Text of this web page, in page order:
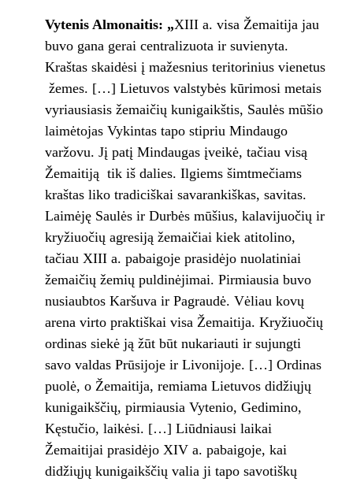
VytenisAlmonaitis: „XIII a. visa Žemaitija jau
buvo gana gerai centralizuota ir suvienyta.
Kraštas skaidėsi į mažesnius teritorinius vienetus
­ žemes. […] Lietuvos valstybės kūrimosi metais
vyriausiasis žemaičių kunigaikštis, Saulės mūšio
laimėtojas Vykintas tapo stipriu Mindaugo
varžovu. Jį patį Mindaugas įveikė, tačiau visą
Žemaitiją ­ tik iš dalies. Ilgiems šimtmečiams
kraštas liko tradiciškai savarankiškas, savitas.
Laimėję Saulės ir Durbės mūšius, kalavijuočių ir
kryžiuočių agresiją žemaičiai kiek atitolino,
tačiau XIII a. pabaigoje prasidėjo nuolatiniai
žemaičių žemių puldinėjimai. Pirmiausia buvo
nusiaubtos Karšuva ir Pagraudė. Vėliau kovų
arena virto praktiškai visa Žemaitija. Kryžiuočių
ordinas siekė ją žūt būt nukariauti ir sujungti
savo valdas Prūsijoje ir Livonijoje. […] Ordinas
puolė, o Žemaitija, remiama Lietuvos didžiųjų
kunigaikščių, pirmiausia Vytenio, Gedimino,
Kęstučio, laikėsi. […] Liūdniausi laikai
Žemaitijai prasidėjo XIV a. pabaigoje, kai
didžiųjų kunigaikščių valia ji tapo savotiškų